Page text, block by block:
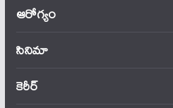
ఆరోగ్యం
సినిమా
కెరీర్